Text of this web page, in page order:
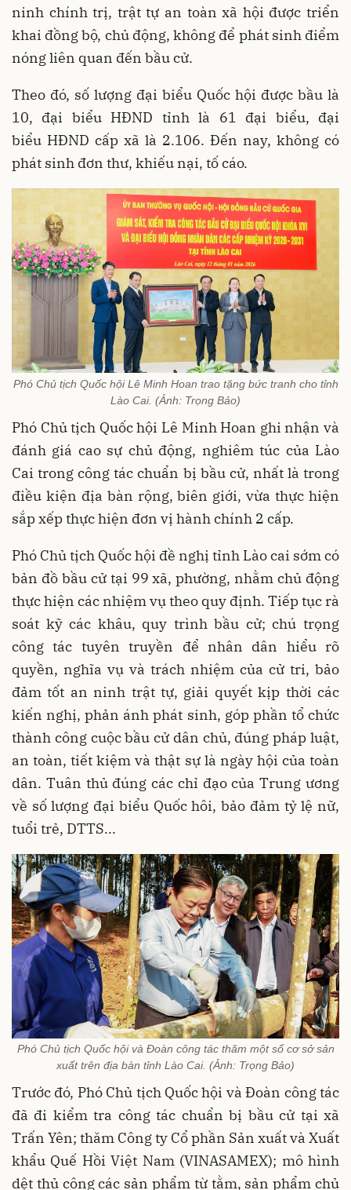
ninh chính trị, trật tự an toàn xã hội được triển
khai đồng bộ, chủ động, không để phát sinh điểm
nóng liên quan đến bầu cử.
Theo đó, số lượng đại biểu Quốc hội được bầu là
10, đại biểu HĐND tỉnh là 61 đại biểu, đại
biểu HĐND cấp xã là 2.106. Đến nay, không có
phát sinh đơn thư, khiếu nại, tố cáo.
Phó Chủ tịch Quốc hội Lê Minh Hoan trao tặng bức tranh cho tỉnh
Lào Cai. (Ảnh: Trọng Bảo)
Phó Chủ tịch Quốc hội Lê Minh Hoan ghi nhận và
đánh giá cao sự chủ động, nghiêm túc của Lào
Cai trong công tác chuẩn bị bầu cử, nhất là trong
điều kiện địa bàn rộng, biên giới, vừa thực hiện
sắp xếp thực hiện đơn vị hành chính 2 cấp.
Phó Chủ tịch Quốc hội đề nghị tỉnh Lào cai sớm có
bản đồ bầu cử tại 99 xã, phường, nhằm chủ động
thực hiện các nhiệm vụ theo quy định. Tiếp tục rà
soát kỹ các khâu, quy trình bầu cử; chú trọng
công tác tuyên truyền để nhân dân hiểu rõ
quyền, nghĩa vụ và trách nhiệm của cử tri, bảo
đảm tốt an ninh trật tự, giải quyết kịp thời các
kiến nghị, phản ánh phát sinh, góp phần tổ chức
thành công cuộc bầu cử dân chủ, đúng pháp luật,
an toàn, tiết kiệm và thật sự là ngày hội của toàn
dân. Tuân thủ đúng các chỉ đạo của Trung ương
về số lượng đại biểu Quốc hôi, bảo đảm tỷ lệ nữ,
tuổi trẻ, DTTS...
Phó Chủ tịch Quốc hội và Đoàn công tác thăm một số cơ sở sản
xuất trên địa bàn tỉnh Lào Cai. (Ảnh: Trọng Bảo)
Trước đó, Phó Chủ tịch Quốc hội và Đoàn công tác
đã đi kiểm tra công tác chuẩn bị bầu cử tại xã
Trấn Yên; thăm Công ty Cổ phần Sản xuất và Xuất
khẩu Quế Hồi Việt Nam (VINASAMEX); mô hình
dệt thủ công các sản phẩm từ tằm, sản phẩm chủ